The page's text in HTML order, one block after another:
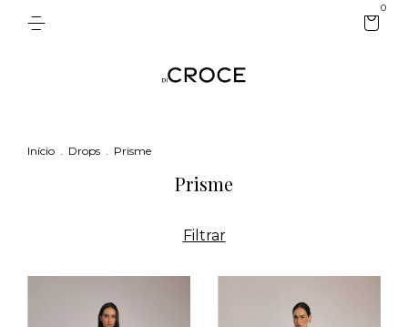
0
Início . Drops . Prisme
Prisme
Filtrar